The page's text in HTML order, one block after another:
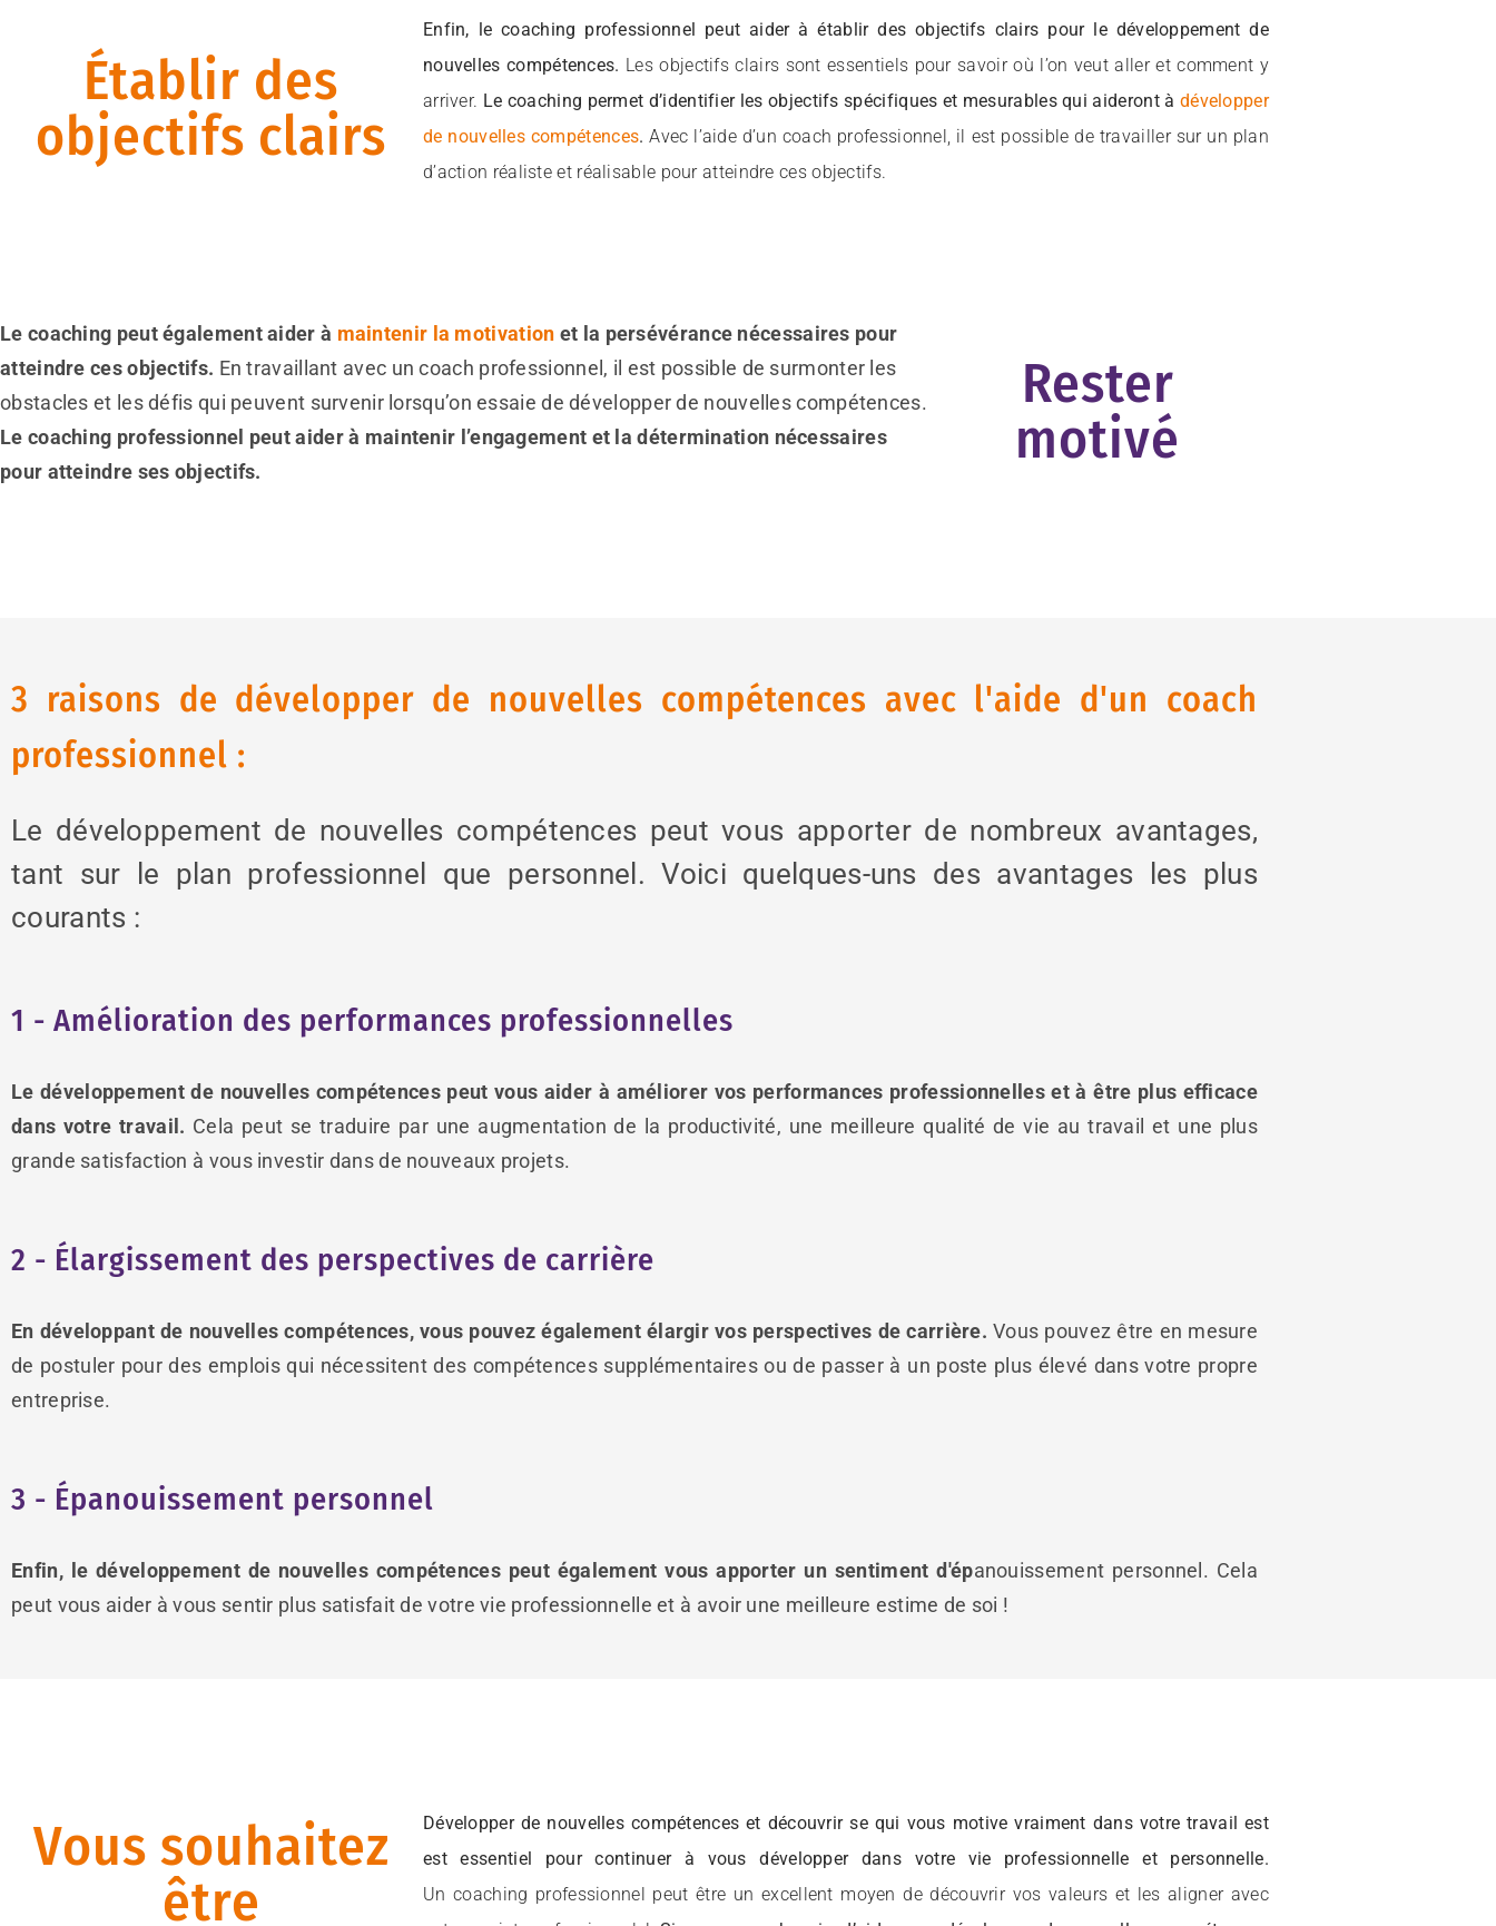
Établir des
objectifs clairs
Enfin, le coaching professionnel peut aider à établir des objectifs clairs pour le développement de
nouvelles compétences. Les objectifs clairs sont essentiels pour savoir où l’on veut aller et comment y
arriver. Le coaching permet d’identifier les objectifs spécifiques et mesurables qui aideront à développer
de nouvelles compétences. Avec l’aide d’un coach professionnel, il est possible de travailler sur un plan
d’action réaliste et réalisable pour atteindre ces objectifs.
Le coaching peut également aider à maintenir la motivation et la persévérance nécessaires pour
atteindre ces objectifs. En travaillant avec un coach professionnel, il est possible de surmonter les
obstacles et les défis qui peuvent survenir lorsqu’on essaie de développer de nouvelles compétences.
Le coaching professionnel peut aider à maintenir l’engagement et la détermination nécessaires
pour atteindre ses objectifs.
Rester
motivé
3 raisons de développer de nouvelles compétences avec l'aide d'un coach
professionnel :
Le développement de nouvelles compétences peut vous apporter de nombreux avantages,
tant sur le plan professionnel que personnel. Voici quelques-uns des avantages les plus
courants :
1 - Amélioration des performances professionnelles
Le développement de nouvelles compétences peut vous aider à améliorer vos performances professionnelles et à être plus efficace
dans votre travail. Cela peut se traduire par une augmentation de la productivité, une meilleure qualité de vie au travail et une plus
grande satisfaction à vous investir dans de nouveaux projets.
2 - Élargissement des perspectives de carrière
En développant de nouvelles compétences, vous pouvez également élargir vos perspectives de carrière. Vous pouvez être en mesure
de postuler pour des emplois qui nécessitent des compétences supplémentaires ou de passer à un poste plus élevé dans votre propre
entreprise.
3 - Épanouissement personnel
Enfin, le développement de nouvelles compétences peut également vous apporter un sentiment d'épanouissement personnel. Cela
peut vous aider à vous sentir plus satisfait de votre vie professionnelle et à avoir une meilleure estime de soi !
Vous souhaitez
être
Développer de nouvelles compétences et découvrir se qui vous motive vraiment dans votre travail est
est essentiel pour continuer à vous développer dans votre vie professionnelle et personnelle.
Un coaching professionnel peut être un excellent moyen de découvrir vos valeurs et les aligner avec